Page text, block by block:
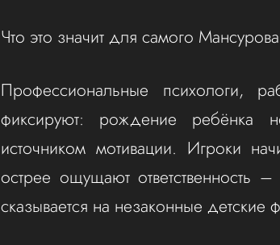
Что это значит для самого Мансурова
Профессиональные психологи,
фиксируют: рождение ребёнка
источником мотивации. Игроки
острее ощущают ответственность
сказывается на незаконные детские